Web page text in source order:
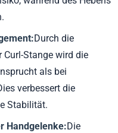
Durch die
Stange wird die
als bei
verbessert die
Stabilität.
Handgelenke:Die